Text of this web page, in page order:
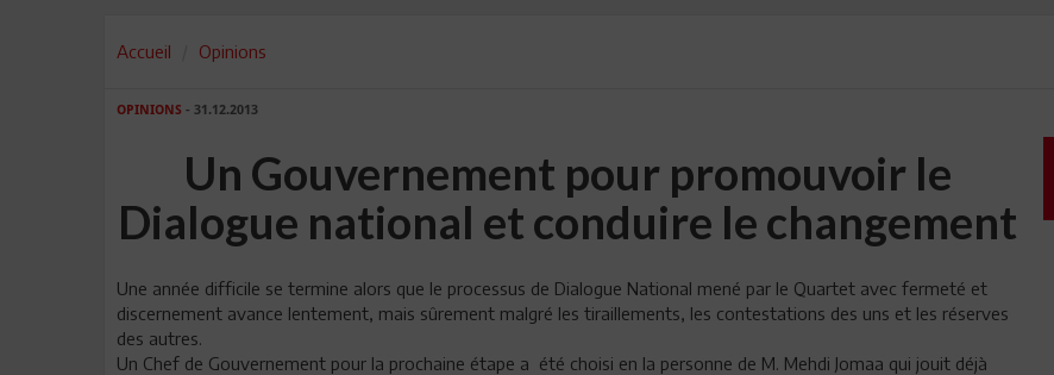
Accueil Opinions
OPINIONS - 31.12.2013
Un Gouvernement pour promouvoir le
Dialogue national et conduire le changement
Une année difficile se termine alors que le processus de Dialogue National mené par le Quartet avec fermeté et
discernement avance lentement, mais sûrement malgré les tiraillements, les contestations des uns et les réserves
des autres.
Un Chef de Gouvernement pour la prochaine étape a été choisi en la personne de M. Mehdi Jomaa qui jouit déjà